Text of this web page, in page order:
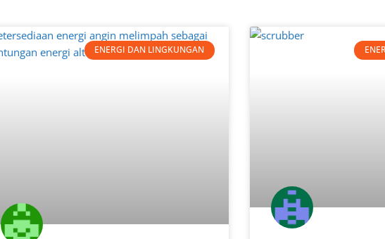
ENERGI DAN LINGKUNGAN